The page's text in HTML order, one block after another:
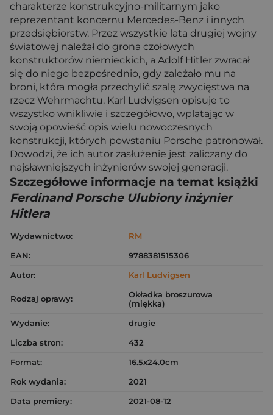
charakterze konstrukcyjno-militarnym jako
reprezentant koncernu Mercedes-Benz i innych
przedsiębiorstw. Przez wszystkie lata drugiej wojny
światowej należał do grona czołowych
konstruktorów niemieckich, a Adolf Hitler zwracał
się do niego bezpośrednio, gdy zależało mu na
broni, która mogła przechylić szalę zwycięstwa na
rzecz Wehrmachtu. Karl Ludvigsen opisuje to
wszystko wnikliwie i szczegółowo, wplatając w
swoją opowieść opis wielu nowoczesnych
konstrukcji, których powstaniu Porsche patronował.
Dowodzi, że ich autor zasłużenie jest zaliczany do
najsławniejszych inżynierów swojej generacji.
Szczegółowe informacje na temat książki
Ferdinand Porsche Ulubiony inżynier
Hitlera
Wydawnictwo:
RM
EAN:
9788381515306
Autor:
Karl Ludvigsen
Rodzaj oprawy:
Okładka broszurowa
(miękka)
Wydanie:
drugie
Liczba stron:
432
Format:
16.5x24.0cm
Rok wydania:
2021
Data premiery:
2021-08-12